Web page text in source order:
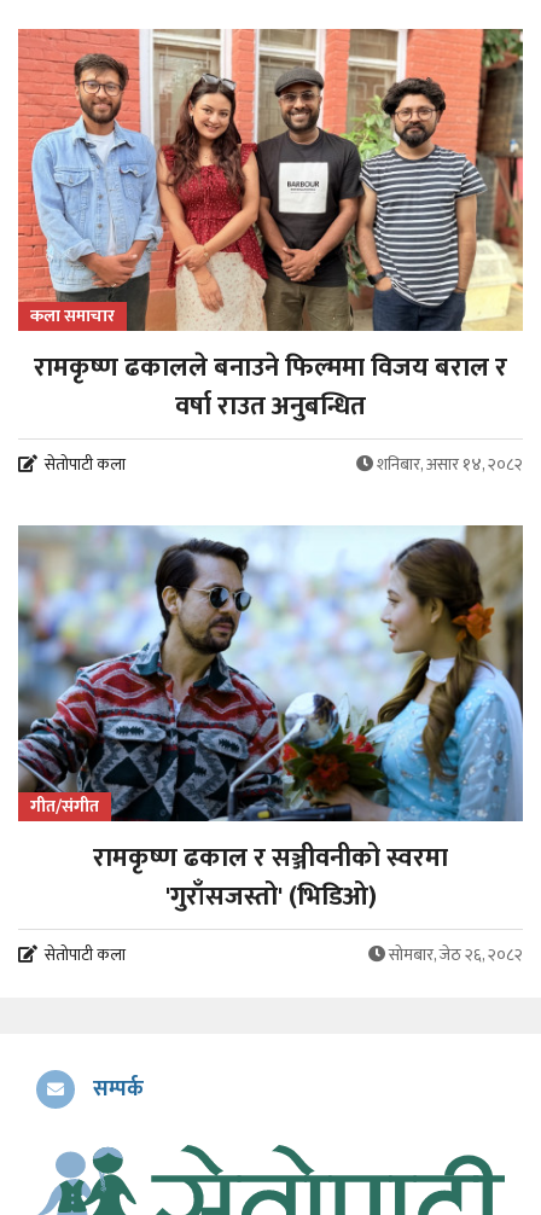
कला समाचार
रामकृष्ण ढकालले बनाउने फिल्ममा विजय बराल र
वर्षा राउत अनुबन्धित
सेतोपाटी कला शनिबार, असार १४, २०८२
गीत/संगीत
रामकृष्ण ढकाल र सञ्जीवनीको स्वरमा
'गुराँसजस्तो' (भिडिओ)
सेतोपाटी कला सोमबार, जेठ २६, २०८२
सम्पर्क